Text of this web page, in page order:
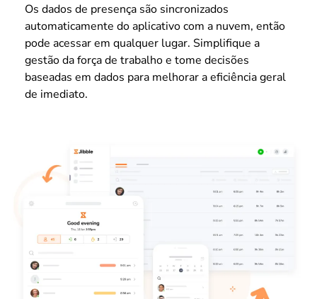
Os dados de presença são sincronizados
automaticamente do aplicativo com a nuvem, então
pode acessar em qualquer lugar. Simplifique a
gestão da força de trabalho e tome decisões
baseadas em dados para melhorar a eficiência geral
de imediato.